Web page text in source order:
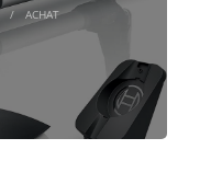
ACHAT